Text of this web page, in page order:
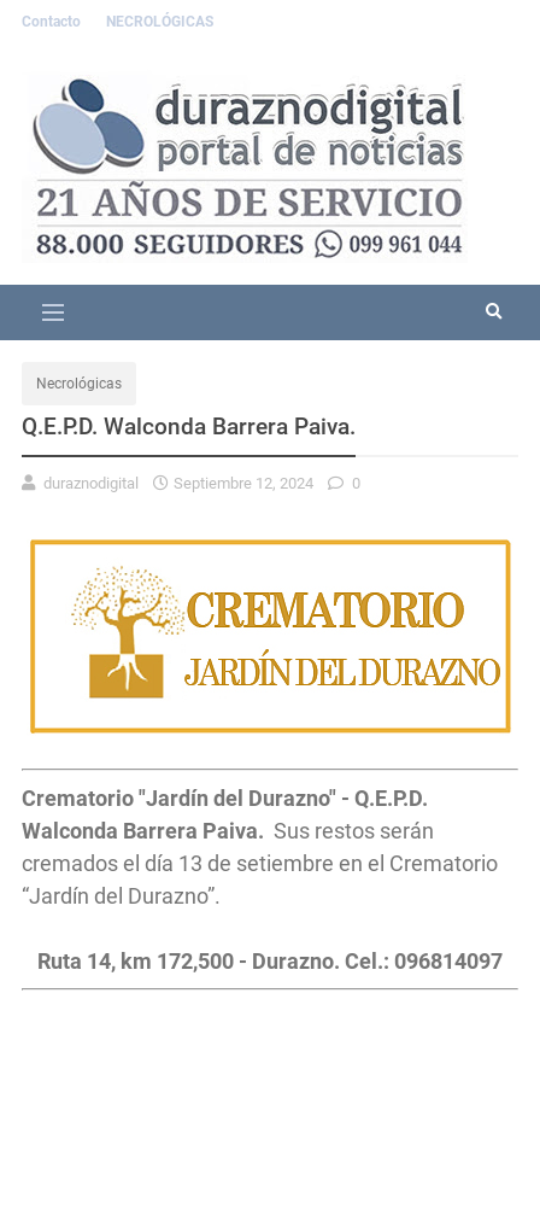
Contacto NECROLÓGICAS
Necrológicas
Q.E.P.D. Walconda Barrera Paiva.
duraznodigital Septiembre 12, 2024 0
Crematorio "Jardín del Durazno" - Q.E.P.D.
Walconda Barrera Paiva. Sus restos serán
cremados el día 13 de setiembre en el Crematorio
“Jardín del Durazno”.
Ruta 14, km 172,500 - Durazno. Cel.: 096814097